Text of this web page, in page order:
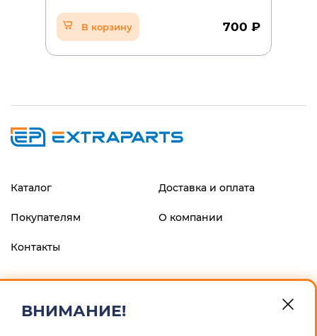
В корзину 700 ₽
Каталог Доставка и оплата
Покупателям О компании
Контакты
р/с 40802810900600008013 к/с 30101810145250000411 БИК
044525411 ИП Маскин Алексей Анатольевич ИНН
ВНИМАНИЕ!